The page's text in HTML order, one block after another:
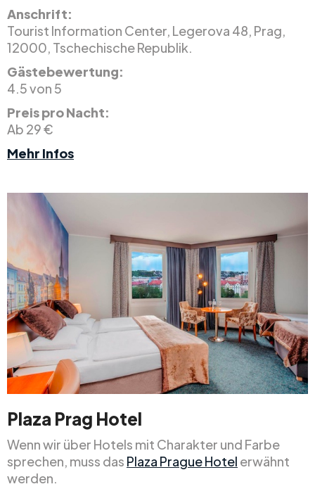
Anschrift:
Tourist Information Center, Legerova 48, Prag,
12000, Tschechische Republik.
Gästebewertung:
4.5 von 5
Preis pro Nacht:
Ab 29 €
Mehr Infos
Plaza Prag Hotel
Wenn wir über Hotels mit Charakter und Farbe
sprechen, muss das Plaza Prague Hotel erwähnt
werden.